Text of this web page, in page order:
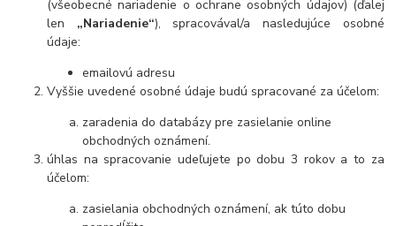
(všeobecné nariadenie o ochrane osobných údajov) (ďalej
len „Nariadenie“), spracovával/a nasledujúce osobné
údaje:
emailovú adresu
Vyššie uvedené osobné údaje budú spracované za účelom:
zaradenia do databázy pre zasielanie online
obchodných oznámení.
úhlas na spracovanie udeľujete po dobu 3 rokov a to za
účelom:
zasielania obchodných oznámení, ak túto dobu